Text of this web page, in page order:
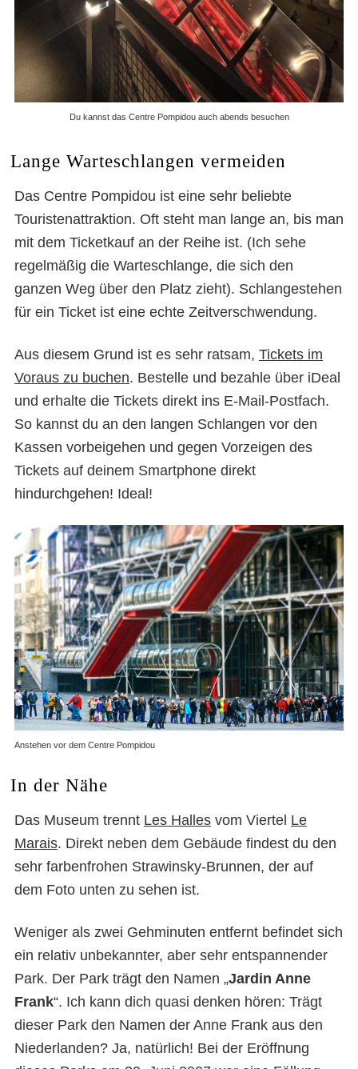
Du kannst das Centre Pompidou auch abends besuchen
Lange Warteschlangen vermeiden
Das Centre Pompidou ist eine sehr beliebte
Touristenattraktion. Oft steht man lange an, bis man
mit dem Ticketkauf an der Reihe ist. (Ich sehe
regelmäßig die Warteschlange, die sich den
ganzen Weg über den Platz zieht). Schlangestehen
für ein Ticket ist eine echte Zeitverschwendung.
Aus diesem Grund ist es sehr ratsam, Tickets im
Voraus zu buchen. Bestelle und bezahle über iDeal
und erhalte die Tickets direkt ins E-Mail-Postfach.
So kannst du an den langen Schlangen vor den
Kassen vorbeigehen und gegen Vorzeigen des
Tickets auf deinem Smartphone direkt
hindurchgehen! Ideal!
Anstehen vor dem Centre Pompidou
In der Nähe
Das Museum trennt Les Halles vom Viertel Le
Marais. Direkt neben dem Gebäude findest du den
sehr farbenfrohen Strawinsky-Brunnen, der auf
dem Foto unten zu sehen ist.
Weniger als zwei Gehminuten entfernt befindet sich
ein relativ unbekannter, aber sehr entspannender
Park. Der Park trägt den Namen „Jardin Anne
Frank“. Ich kann dich quasi denken hören: Trägt
dieser Park den Namen der Anne Frank aus den
Niederlanden? Ja, natürlich! Bei der Eröffnung